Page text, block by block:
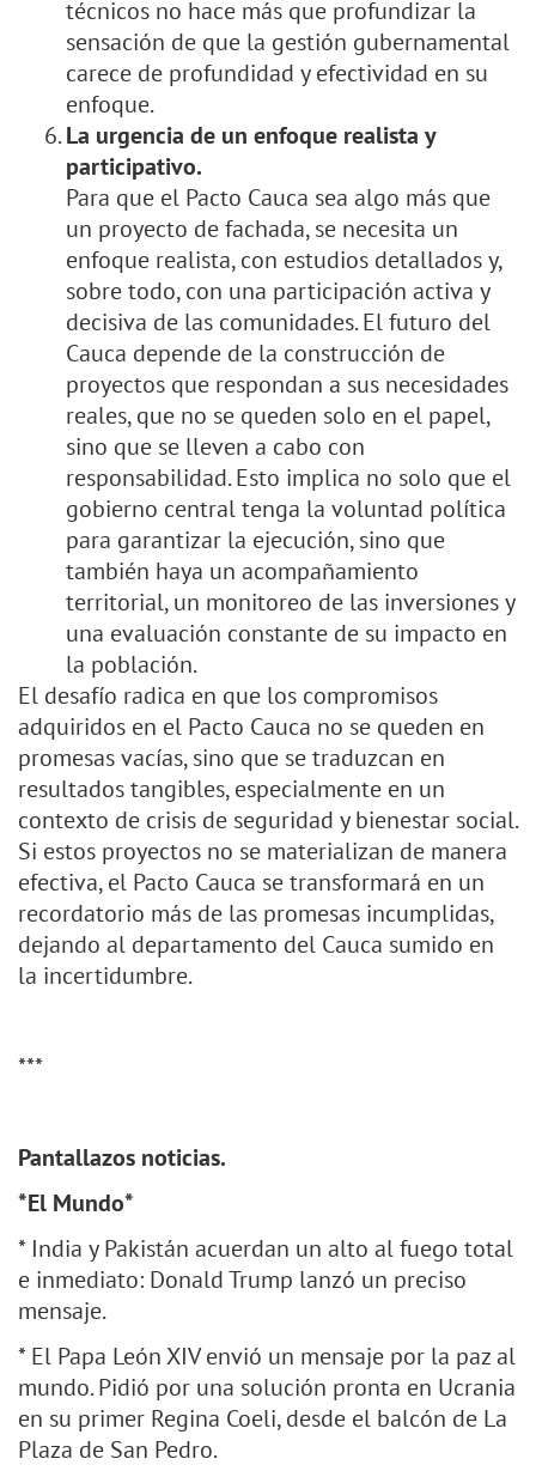
técnicos no hace más que profundizar la
sensación de que la gestión gubernamental
carece de profundidad y efectividad en su
enfoque.
La urgencia de un enfoque realista y
participativo.
Para que el Pacto Cauca sea algo más que
un proyecto de fachada, se necesita un
enfoque realista, con estudios detallados y,
sobre todo, con una participación activa y
decisiva de las comunidades. El futuro del
Cauca depende de la construcción de
proyectos que respondan a sus necesidades
reales, que no se queden solo en el papel,
sino que se lleven a cabo con
responsabilidad. Esto implica no solo que el
gobierno central tenga la voluntad política
para garantizar la ejecución, sino que
también haya un acompañamiento
territorial, un monitoreo de las inversiones y
una evaluación constante de su impacto en
la población.
El desafío radica en que los compromisos
adquiridos en el Pacto Cauca no se queden en
promesas vacías, sino que se traduzcan en
resultados tangibles, especialmente en un
contexto de crisis de seguridad y bienestar social.
Si estos proyectos no se materializan de manera
efectiva, el Pacto Cauca se transformará en un
recordatorio más de las promesas incumplidas,
dejando al departamento del Cauca sumido en
la incertidumbre.
***
Pantallazos noticias.
*El Mundo*
* India y Pakistán acuerdan un alto al fuego total
e inmediato: Donald Trump lanzó un preciso
mensaje.
* El Papa León XIV envió un mensaje por la paz al
mundo. Pidió por una solución pronta en Ucrania
en su primer Regina Coeli, desde el balcón de La
Plaza de San Pedro.